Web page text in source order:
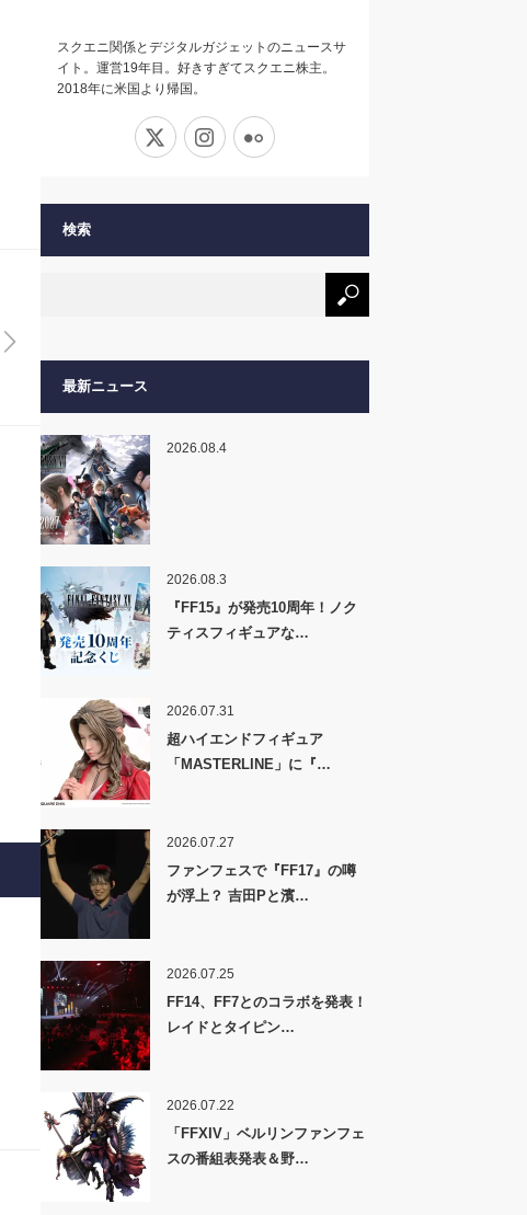
スクエニ関係とデジタルガジェットのニュースサ
イト。運営19年目。好きすぎてスクエニ株主。
2018年に米国より帰国。
Instagram
検索
最新ニュース
2026.08.4
2026.08.3
『FF15』が発売10周年！ノク
ティスフィギュアな…
2026.07.31
超ハイエンドフィギュア
「MASTERLINE」に『…
2026.07.27
ファンフェスで『FF17』の噂
が浮上？ 吉田Pと濱…
2026.07.25
FF14、FF7とのコラボを発表！
レイドとタイピン…
2026.07.22
「FFXIV」ベルリンファンフェ
スの番組表発表＆野…